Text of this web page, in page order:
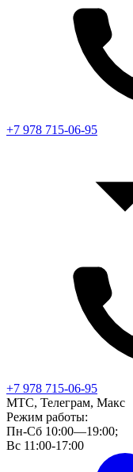
+7 978 715-06-95
+7 978 715-06-95
МТС, Телеграм, Макс
Режим работы:
Пн-Сб 10:00—19:00;
Вс 11:00-17:00